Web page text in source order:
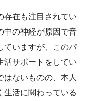
存在も注目されてい
中の神経が原因で音
ていますが、このパ
活サポートをしてい
はないものの、本人
生活に関わっている